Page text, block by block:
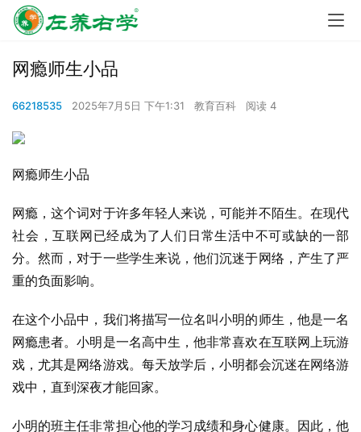
网瘾师生小品
66218535 2025年7月5日 下午1:31 教育百科 阅读 4
网瘾师生小品
网瘾，这个词对于许多年轻人来说，可能并不陌生。在现代
社会，互联网已经成为了人们日常生活中不可或缺的一部
分。然而，对于一些学生来说，他们沉迷于网络，产生了严
重的负面影响。
在这个小品中，我们将描写一位名叫小明的师生，他是一名
网瘾患者。小明是一名高中生，他非常喜欢在互联网上玩游
戏，尤其是网络游戏。每天放学后，小明都会沉迷在网络游
戏中，直到深夜才能回家。
小明的班主任非常担心他的学习成绩和身心健康。因此，他